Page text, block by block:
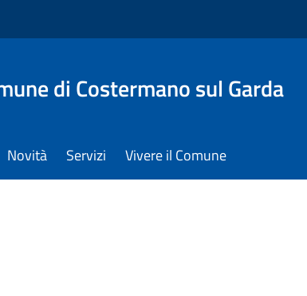
di Costermano sul Garda
Novità Servizi Vivere il Comune